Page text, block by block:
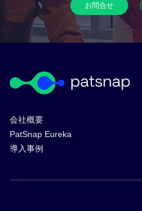
お問合せ​
会社概要
PatSnap Eureka
導入事例